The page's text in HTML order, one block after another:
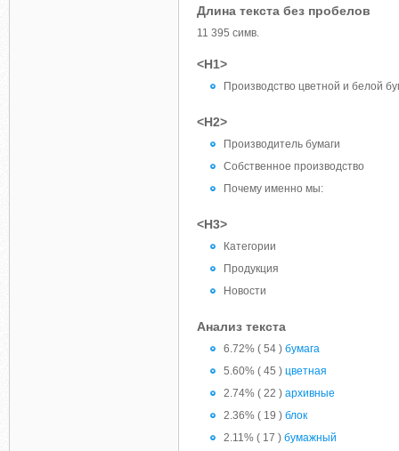
Длина текста без пробелов
11 395 симв.
<H1>
Производство цветной и белой
<H2>
Производитель бумаги
Собственное производство
Почему именно мы:
<H3>
Категории
Продукция
Новости
Анализ текста
6.72% ( 54 ) бумага
5.60% ( 45 ) цветная
2.74% ( 22 ) архивные
2.36% ( 19 ) блок
2.11% ( 17 ) бумажный